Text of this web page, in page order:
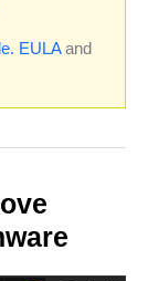
EULAand